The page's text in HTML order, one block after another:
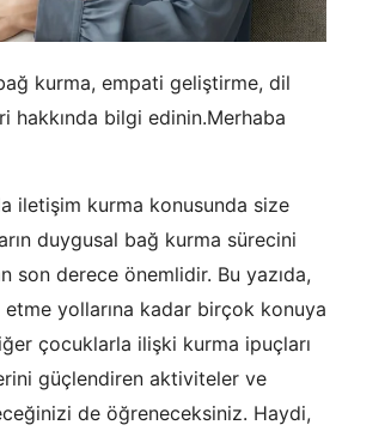
kurma, empati geliştirme, dil
bilgi edinin.Merhaba
iletişim kurma konusunda size
duygusal bağ kurma sürecini
son derece önemlidir. Bu yazıda,
yollarına kadar birçok konuya
çocuklarla ilişki kurma ipuçları
güçlendiren aktiviteler ve
de öğreneceksiniz. Haydi,